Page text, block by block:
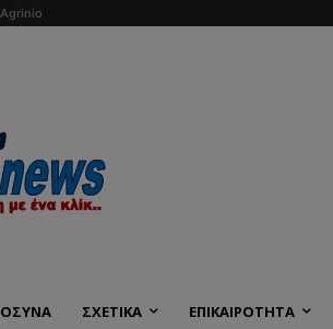
Agrinio
ΣΧΕΤΙΚΑ ΕΠΙΚΑΙΡΟΤΗΤΑ